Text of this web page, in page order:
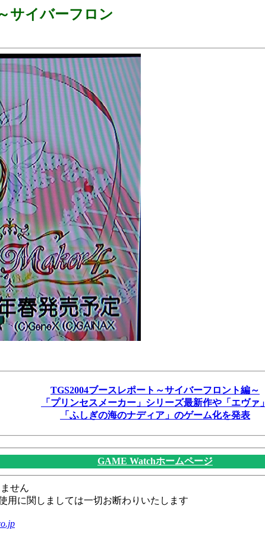
サイバーフロン
TGS2004ブースレポート～サイバーフロント編～
「プリンセスメーカー」シリーズ最新作や「エヴァ」
「ふしぎの海のナディア」のゲーム化を発表
GAME Watchホームページ
せん
用に関しましては一切お断わりいたします